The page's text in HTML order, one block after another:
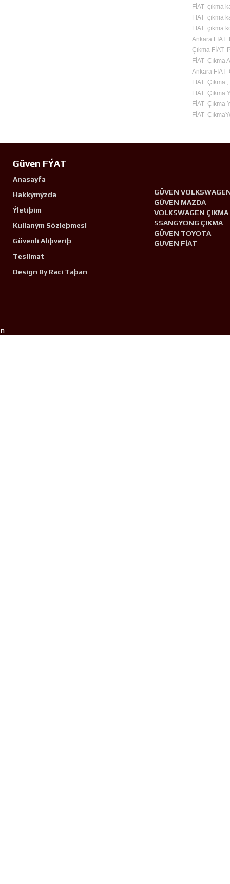
FİAT çıkma
FİAT çıkma
FİAT çıkma
Ankara FİAT
Çıkma FİAT
FİAT Çıkma
Ankara FİAT
FİAT Çıkma ,
FİAT Çıkma
FİAT Çıkma
FİAT
Güven FÝAT
Anasayfa
Hakkýmýzda
Ýletiþim
Kullaným Sözleþmesi
Güvenli Aliþveriþ
Teslimat
Design By Raci Taþan
GÜVEN
GÜVEN MAZDA
VOLKSWAGEN ÇIKMA
SSANGYONG ÇIKMA
GÜVEN TOYOTA
GUVEN FİAT
n